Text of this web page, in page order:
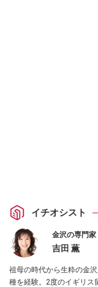
イチオシスト
金沢の専門家
吉田 薫
祖母の時代から生粋の金
種を経験。2度のイギリス